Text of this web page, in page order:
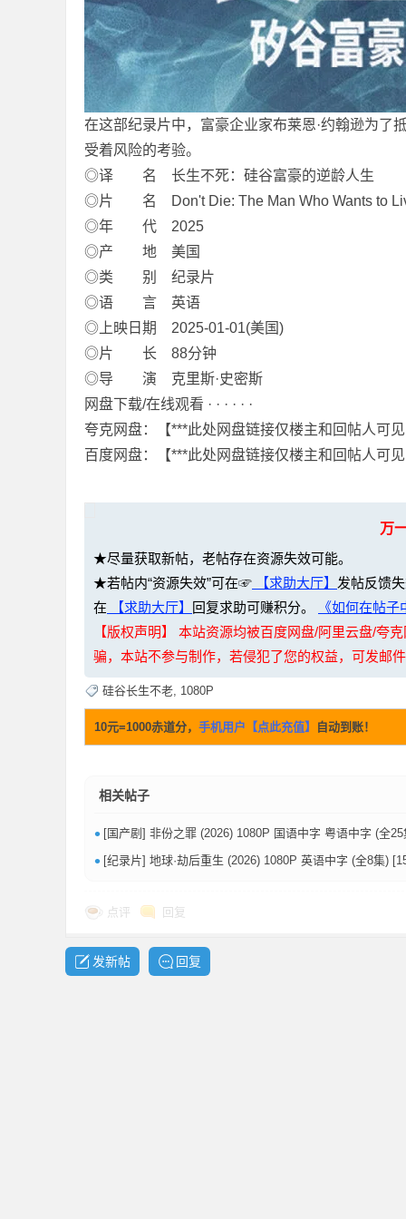
在这部纪录片中，富豪企业家布莱恩·约翰逊为了
受着风险的考验。
◎译 名 长生不死：硅谷富豪的逆龄人生
◎片 名 Don't Die: The Man Who Wants to
◎年 代 2025
◎产 地 美国
◎类 别 纪录片
◎语 言 英语
◎上映日期 2025-01-01(美国)
◎片 长 88分钟
◎导 演 克里斯·史密斯
网盘下载/在线观看 · · · · · ·
夸克网盘：【***此处网盘链接仅楼主和回帖人可
百度网盘：【***此处网盘链接仅楼主和回帖人可
万
★尽量获取新帖，老帖存在资源失效可能。
★若帖内“资源失效”可在☞ 【求助大厅】 发帖反馈
在 【求助大厅】 回复求助可赚积分。
《如何在帖
【版权声明】 本站资源均被百度网盘/阿里云盘/夸
骗，本站不参与制作，若侵犯了您的权益，可发邮
硅谷长生不老, 1080P
10元=1000赤道分， 手机用户【点此充值】 自动到账！
相关帖子
• [国产剧] 非份之罪 (2026) 1080P 国语中字 粤语中字 (全25集)
• [纪录片] 地球·劫后重生 (2026) 1080P 英语中字 (全8集)
点评 回复
发新帖 回复